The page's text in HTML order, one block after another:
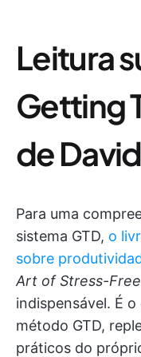
Leitura
Getting
de
Para uma
sistema GTD, o
sobre
Art of Stress-
indispensável. É
método GTD,
práticos do